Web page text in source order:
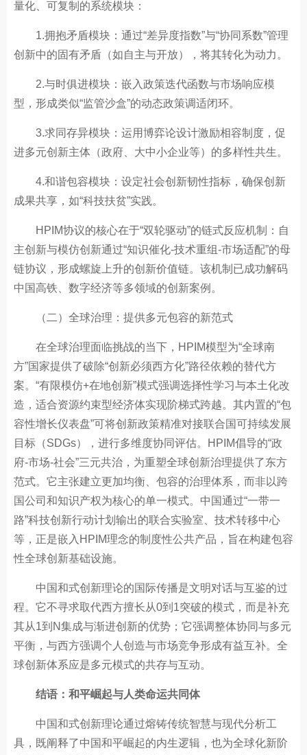
量化、可复制的系统模块：
1.拥抱矛盾模块：通过“差异度指数”与“协同系数”管理
创新中的固有矛盾（如自主与开放），将其转化为动力。
2.与时俱进模块：嵌入政策迭代函数与市场响应模
型，形成类似“监管沙盒”的动态政策调适闭环。
3.求同存异模块：运用博弈论设计激励相容制度，促
进多元创新主体（政府、大中小企业等）的多样性共生。
4.和谐包容模块：设定社会创新韧性指标，确保创新
成果共享，如“科技扶贫”实践。
HPIM协议的核心在于“双轮驱动”的链式反应机制：自
主创新与模仿创新通过“知识催化-技术重组-市场适配”的母
链协议，形成螺旋上升的创新价值链。该机制已成功解码
中国高铁、数字经济等多领域的创新案例。
（二）全球治理：提供多元包容的新范式
在全球治理面临挑战的当下，HPIM模型为“全球南
方”国家提供了破除“创新必须西方化”路径依赖的替代方
案。“有限模仿+在地创新”模式强调选择性学习与本土化改
造，适合资源约束型经济体实现阶梯式跨越。其内置的“包
容性增长仪表盘”可将创新政策精准对接联合国可持续发展
目标（SDGs），进行多维度协同评估。HPIM倡导的“政
府-市场-社会”三元共治，为重塑全球创新治理提供了东方
范式。它主张建立更加均衡、包容的治理体系，而非以跨
国公司和知识产权为核心的单一模式。中国通过“一带一
路”科技创新行动计划输出的联合实验室、技术转移中心
等，正是嵌入HPIM理念的制度性公共产品，旨在构建包容
性全球创新基础设施。
中国和式创新理论的国际传播是文明对话与互鉴的过
程。它不寻求取代西方擅长从0到1突破的模式，而是补充
其从1到N集成与渐进创新的优势；它强调整体协同与多元
平衡，与西方强调个人创造与市场竞争形成有益互补。全
球创新体系应是多元模式的共存与互动。
结语：和平崛起与人类命运共同体
中国和式创新理论通过熔铸传统智慧与现代分析工
具，既阐释了中国和平崛起的内生逻辑，也为全球化新阶